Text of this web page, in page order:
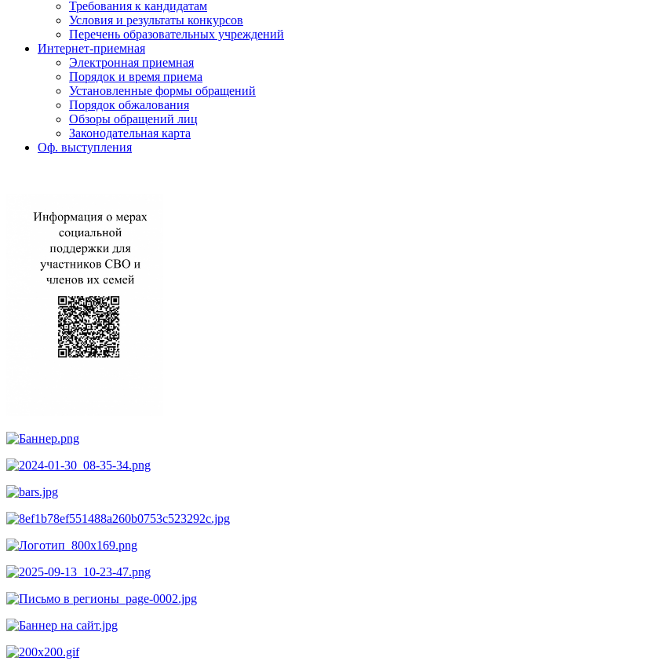
Требования к кандидатам
Условия и результаты конкурсов
Перечень образовательных учреждений
Интернет-приемная
Электронная приемная
Порядок и время приема
Установленные формы обращений
Порядок обжалования
Обзоры обращений лиц
Законодательная карта
Оф. выступления